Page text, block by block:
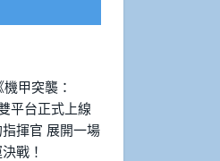
甲突襲：
平台正式上線
揮官 展開一場
戰！